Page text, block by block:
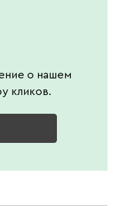
о нашем
кликов.